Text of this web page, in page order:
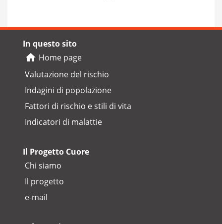
In questo sito
Home page
Valutazione del rischio
Indagini di popolazione
Fattori di rischio e stili di vita
Indicatori di malattie
Il Progetto Cuore
Chi siamo
Il progetto
e-mail